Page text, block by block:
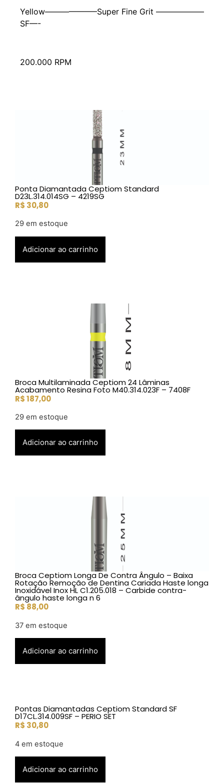
Yellow——————–Super Fine Grit ——————
SF—-
200.000 RPM
Ponta Diamantada Ceptiom Standard
D23L.314.014SG – 4219SG
R$ 30,80
29 em estoque
Adicionar ao carrinho
Broca Multilaminada Ceptiom 24 Lâminas
Acabamento Resina Foto M40.314.023F – 7408F
R$187,00
29 em estoque
Adicionar ao carrinho
Broca Ceptiom Longa De Contra Ângulo – Baixa
Rotação Remoção de Dentina Cariada Haste longa
Inoxidável Inox HL C1.205.018 – Carbide contra-
ângulo haste longa n 6
R$ 88,00
37 em estoque
Adicionar ao carrinho
Pontas Diamantadas Ceptiom Standard SF
D17CL.314.009SF – PERIO SET
R$ 30,80
4 em estoque
Adicionar ao carrinho